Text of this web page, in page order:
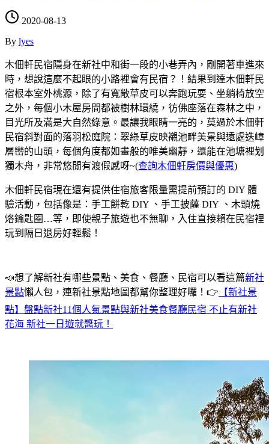
2020-08-13
By lyes
木佃軒民宿隱身在新社中和街一段的小巷弄內，剛開著車進來
時，想說這麼不起眼的小路裡會有民宿？！結果到達木佃軒民
宿根本室外桃源，除了有寬敞草皮可以奔跑玩耍、坐躺椅放空
之外，每個小木屋房間都被樹林環繞，彷佛座落在森林之中，
目光所及滿是大自然綠意。最讓我眼睛一亮的，莫過於木佃軒
民宿斜對面的落羽松庭院：翠綠草皮映襯池畔美景與遠處迭嶂
層巒的山頭，每個角度都如畫般的唯美幽靜，還能在池塘裡划
獨木舟，非常悠閒有渡假感呀~(查詢木佃軒房價與優惠)
木佃軒民宿現在還有提供住宿旅客限量需提前預訂的 DIY 體
驗活動，包括像是：手工餅乾 DIY 、手工披薩 DIY 、木頭燒
烙鑰匙圈…等，即使親子旅遊也不無聊，入住直接賴在民宿裡
玩到隔日退房好輕鬆！
📣想了解新社有哪些景點、美食、餐廳、民宿可以看這篇新社
景點懶人包，連新社景點地圖都幫你整理好囉！👉 【新社景
點】盤點新社11個人氣景點與新社美食餐廳民宿 不止有新社
花海 新社一日遊就醬玩！